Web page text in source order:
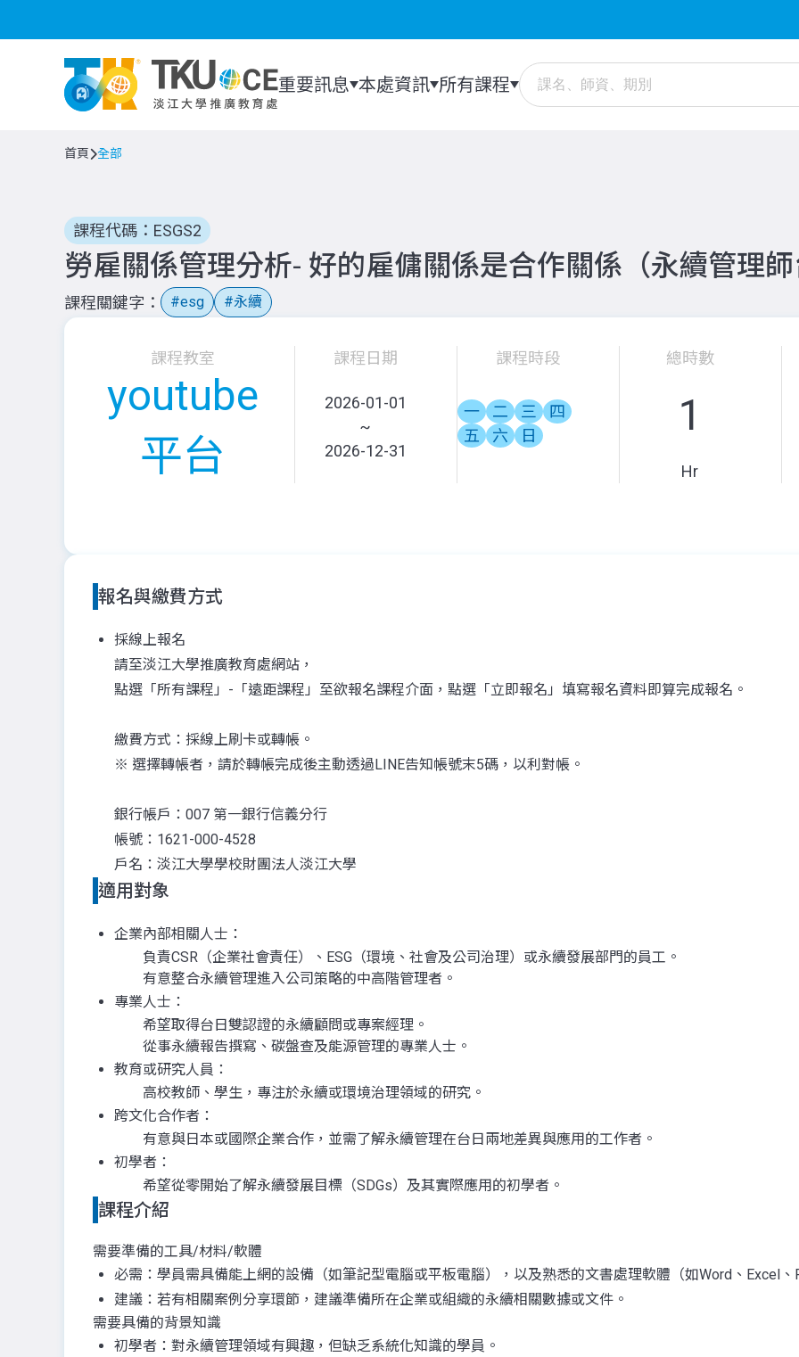
重要訊息 本處資訊 所有課程
首頁 全部
課程代碼：ESGS2
勞雇關係管理分析- 好的雇傭關係是合作關係（永續管理師
課程關鍵字 esg 永續
課程教室
youtube
平台
課程日期
2026-01-01
~
2026-12-31
課程時段
一 二 三
四
五
六 日
總時數
1
Hr
報名與繳費方式
採線上報名
請至淡江大學推廣教育處網站，
點選「所有課程」-「遠距課程」至欲報名課程介面，點選「立即報名」填寫報名資料即算完成報名。
繳費方式：採線上刷卡或轉帳。
※ 選擇轉帳者，請於轉帳完成後主動透過LINE告知帳號末5碼，以利對帳。
銀行帳戶：007 第一銀行信義分行
帳號：1621-000-4528
戶名：淡江大學學校財團法人淡江大學
適用對象
企業內部相關人士：
負責CSR（企業社會責任）、ESG（環境、社會及公司治理）或永續發展部門的員工。
有意整合永續管理進入公司策略的中高階管理者。
專業人士：
希望取得台日雙認證的永續顧問或專案經理。
從事永續報告撰寫、碳盤查及能源管理的專業人士。
教育或研究人員：
高校教師、學生，專注於永續或環境治理領域的研究。
跨文化合作者：
有意與日本或國際企業合作，並需了解永續管理在台日兩地差異與應用的工作者。
初學者：
希望從零開始了解永續發展目標（SDGs）及其實際應用的初學者。
課程介紹
需要準備的工具/材料/軟體
必需：學員需具備能上網的設備（如筆記型電腦或平板電腦），以及熟悉的文書處理軟體（如Word、Excel、
建議：若有相關案例分享環節，建議準備所在企業或組織的永續相關數據或文件。
需要具備的背景知識
初學者：對永續管理領域有興趣，但缺乏系統化知識的學員。